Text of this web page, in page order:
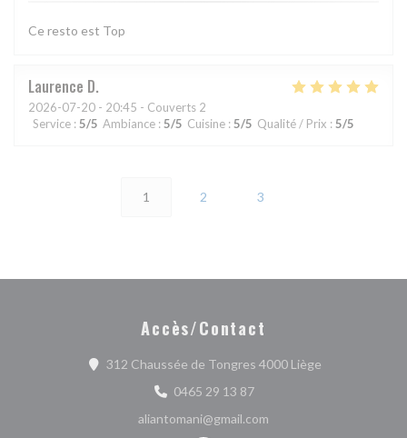
Ce resto est Top
Laurence D
2026-07-20 - 20:45 - Couverts 2
Service : 5/5 Ambiance : 5/5 Cuisine : 5/5 Qualité / Prix : 5/5
1 2 3
Accès/Contact
312 Chaussée de Tongres 4000 Liège
0465 29 13 87
aliantomani@gmail.com